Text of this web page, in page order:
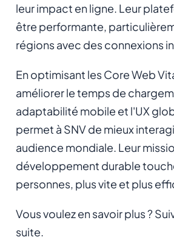
leur impact en ligne. Leur
être performante,
régions avec des connexions
En optimisant les Core Web
améliorer le temps de
adaptabilité mobile et l'UX
permet à SNV de mieux
audience mondiale. Leur
développement durable
personnes, plus vite et plus
Vous voulez en savoir plus ?
suite.